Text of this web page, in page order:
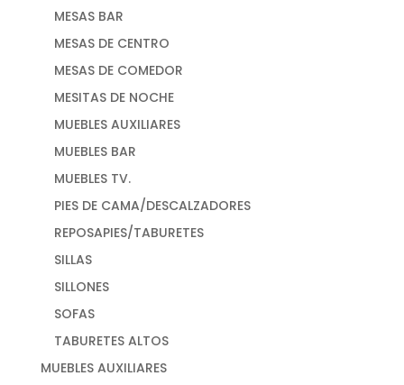
MESAS BAR
MESAS DE CENTRO
MESAS DE COMEDOR
MESITAS DE NOCHE
MUEBLES AUXILIARES
MUEBLES BAR
MUEBLES TV.
PIES DE CAMA/DESCALZADORES
REPOSAPIES/TABURETES
SILLAS
SILLONES
SOFAS
TABURETES ALTOS
MUEBLES AUXILIARES